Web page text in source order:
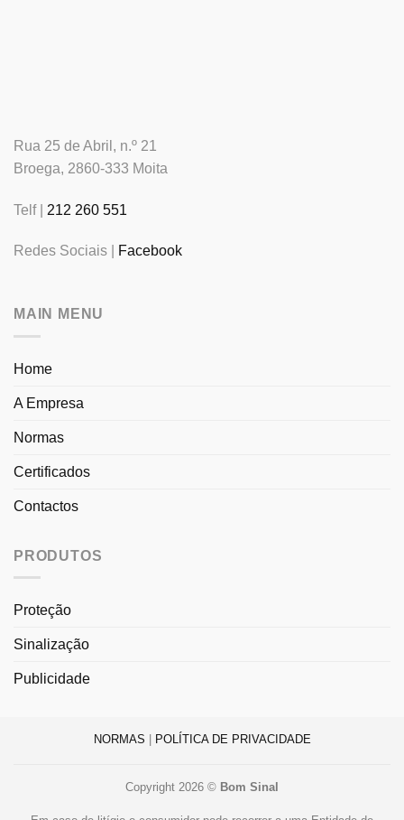
Rua 25 de Abril, n.º 21
Broega, 2860-333 Moita
Telf | 212 260 551
Redes Sociais | Facebook
MAIN MENU
Home
A Empresa
Normas
Certificados
Contactos
PRODUTOS
Proteção
Sinalização
Publicidade
NORMAS POLÍTICA DE PRIVACIDADE
Copyright 2026 © Bom Sinal